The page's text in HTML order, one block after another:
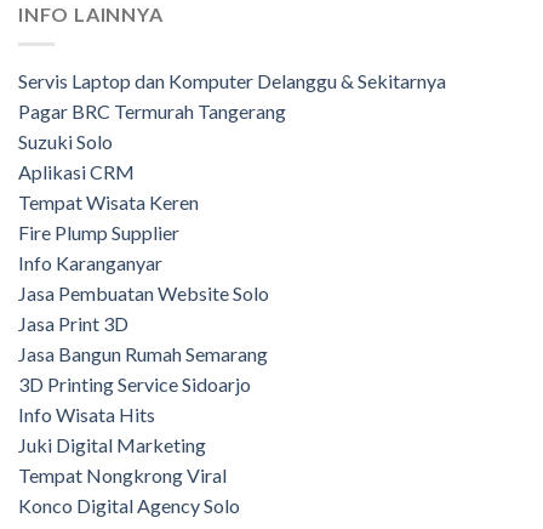
INFO LAINNYA
Servis Laptop dan Komputer Delanggu & Sekitarnya
Pagar BRC Termurah Tangerang
Suzuki Solo
Aplikasi CRM
Tempat Wisata Keren
Fire Plump Supplier
Info Karanganyar
Jasa Pembuatan Website Solo
Jasa Print 3D
Jasa Bangun Rumah Semarang
3D Printing Service Sidoarjo
Info Wisata Hits
Juki Digital Marketing
Tempat Nongkrong Viral
Konco Digital Agency Solo